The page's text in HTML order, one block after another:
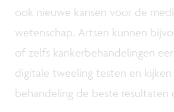
ook nieuwe kansen voor de
wetenschap. Artsen kunnen
of zelfs kankerbehandelingen
digitale tweeling testen en
behandeling de beste resultaten